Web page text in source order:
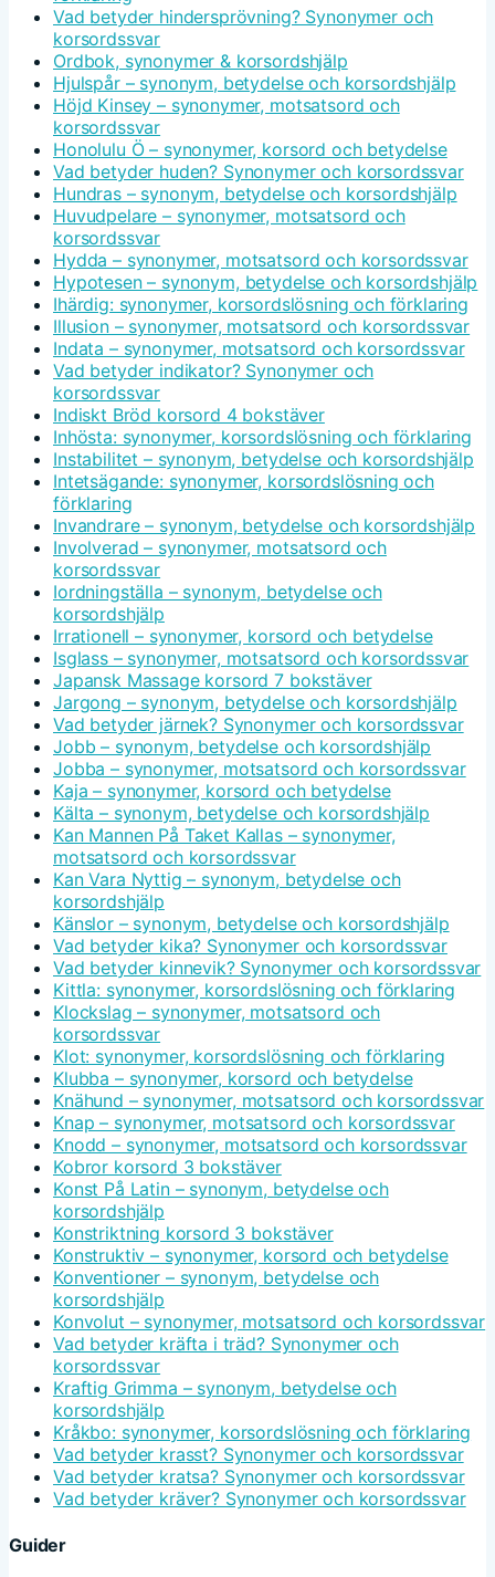
Vad betyder hindersprövning? Synonymer och
korsordssvar
Ordbok, synonymer & korsordshjälp
Hjulspår – synonym, betydelse och korsordshjälp
Höjd Kinsey – synonymer, motsatsord och
korsordssvar
Honolulu Ö – synonymer, korsord och betydelse
Vad betyder huden? Synonymer och korsordssvar
Hundras – synonym, betydelse och korsordshjälp
Huvudpelare – synonymer, motsatsord och
korsordssvar
Hydda – synonymer, motsatsord och korsordssvar
Hypotesen – synonym, betydelse och korsordshjälp
Ihärdig: synonymer, korsordslösning och förklaring
Illusion – synonymer, motsatsord och korsordssvar
Indata – synonymer, motsatsord och korsordssvar
Vad betyder indikator? Synonymer och
korsordssvar
Indiskt Bröd korsord 4 bokstäver
Inhösta: synonymer, korsordslösning och förklaring
Instabilitet – synonym, betydelse och korsordshjälp
Intetsägande: synonymer, korsordslösning och
förklaring
Invandrare – synonym, betydelse och korsordshjälp
Involverad – synonymer, motsatsord och
korsordssvar
Iordningställa – synonym, betydelse och
korsordshjälp
Irrationell – synonymer, korsord och betydelse
Isglass – synonymer, motsatsord och korsordssvar
Japansk Massage korsord 7 bokstäver
Jargong – synonym, betydelse och korsordshjälp
Vad betyder järnek? Synonymer och korsordssvar
Jobb – synonym, betydelse och korsordshjälp
Jobba – synonymer, motsatsord och korsordssvar
Kaja – synonymer, korsord och betydelse
Kälta – synonym, betydelse och korsordshjälp
Kan Mannen På Taket Kallas – synonymer,
motsatsord och korsordssvar
Kan Vara Nyttig – synonym, betydelse och
korsordshjälp
Känslor – synonym, betydelse och korsordshjälp
Vad betyder kika? Synonymer och korsordssvar
Vad betyder kinnevik? Synonymer och korsordssvar
Kittla: synonymer, korsordslösning och förklaring
Klockslag – synonymer, motsatsord och
korsordssvar
Klot: synonymer, korsordslösning och förklaring
Klubba – synonymer, korsord och betydelse
Knähund – synonymer, motsatsord och korsordssvar
Knap – synonymer, motsatsord och korsordssvar
Knodd – synonymer, motsatsord och korsordssvar
Kobror korsord 3 bokstäver
Konst På Latin – synonym, betydelse och
korsordshjälp
Konstriktning korsord 3 bokstäver
Konstruktiv – synonymer, korsord och betydelse
Konventioner – synonym, betydelse och
korsordshjälp
Konvolut – synonymer, motsatsord och korsordssvar
Vad betyder kräfta i träd? Synonymer och
korsordssvar
Kraftig Grimma – synonym, betydelse och
korsordshjälp
Kråkbo: synonymer, korsordslösning och förklaring
Vad betyder krasst? Synonymer och korsordssvar
Vad betyder kratsa? Synonymer och korsordssvar
Vad betyder kräver? Synonymer och korsordssvar
Guider